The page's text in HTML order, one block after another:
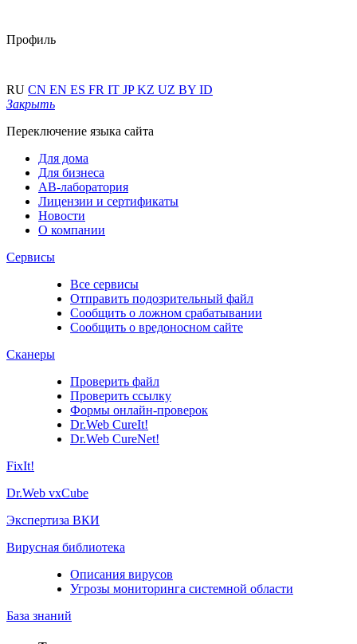
Профиль
RU CN EN ES FR IT JPKZ UZ BY ID
Закрыть
Переключение языка сайта
Для дома
Для бизнеса
АВ-лаборатория
Лицензии и сертификаты
Новости
О компании
Сервисы
Все сервисы
Отправить подозрительный файл
Сообщить о ложном срабатывании
Сообщить о вредоносном сайте
Сканеры
Проверить файл
Проверить ссылку
Формы онлайн-проверок
Dr.Web CureIt!
Dr.Web CureNet!
FixIt!
Dr.Web vxCube
Экспертиза ВКИ
Вирусная библиотека
Описания вирусов
Угрозы мониторинга системной области
База знаний